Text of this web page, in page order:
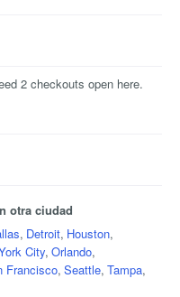
2 checkouts open here.
otra ciudad
, Detroit, Houston,
City, Orlando,
Francisco, Seattle, Tampa,